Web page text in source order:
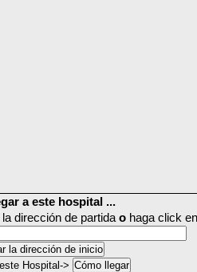
a este hospital ...
dirección de partida o haga click
Hospital->